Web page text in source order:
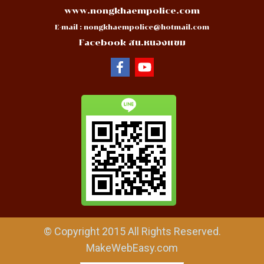
www.nongkhaempolice.com
E-mail : nongkhaempolice@hotmail.com
Facebook สน.หนองแขม
© Copyright 2015 All Rights Reserved.
MakeWebEasy.com